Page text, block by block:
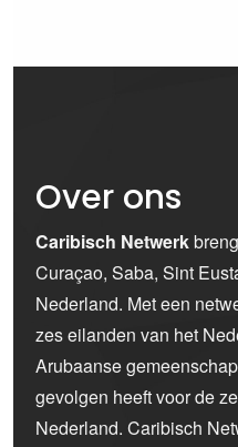
Over ons
Caribisch Netwerk
Curaçao, Saba, Sint
Nederland. Met een
zes eilanden van het
Arubaanse
gevolgen heeft voor de
Nederland. Caribisch